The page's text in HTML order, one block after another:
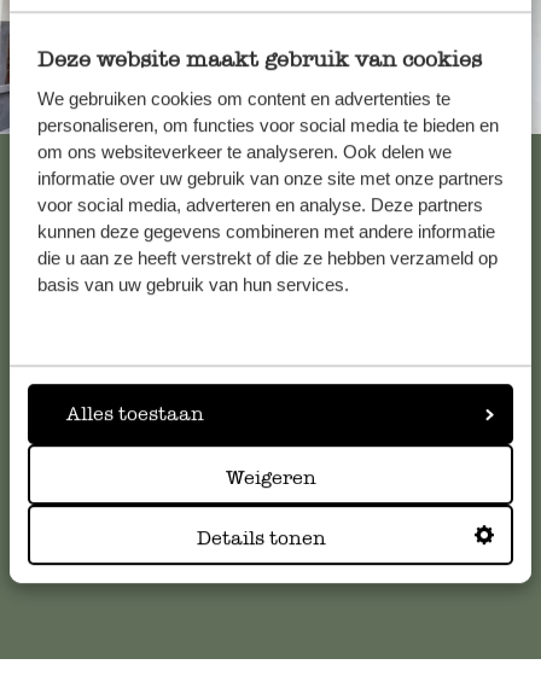
Deze website maakt gebruik van cookies
We gebruiken cookies om content en advertenties te
personaliseren, om functies voor social media te bieden en
om ons websiteverkeer te analyseren. Ook delen we
informatie over uw gebruik van onze site met onze partners
voor social media, adverteren en analyse. Deze partners
kunnen deze gegevens combineren met andere informatie
die u aan ze heeft verstrekt of die ze hebben verzameld op
basis van uw gebruik van hun services.
Alles toestaan
Weigeren
Details tonen
Altijd in de buurt
Bekijk alle 62 winkels
Klantenservice
meestgestelde vragen.
Online Klantenservice